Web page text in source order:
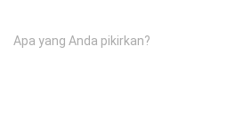
Apa yang Anda pikirkan?